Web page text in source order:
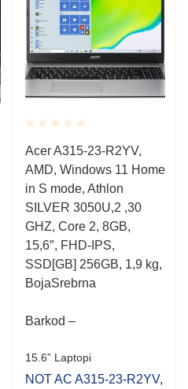
Rated
0.001
out
of
5
Acer A315-23-R2YV,
AMD, Windows 11 Home
in S mode, Athlon
SILVER 3050U,2 ,30
GHZ, Core 2, 8GB,
15,6″, FHD-IPS,
SSD[GB] 256GB, 1,9 kg,
BojaSrebrna
Barkod –
15.6” Laptopi
NOT AC A315-23-R2YV,